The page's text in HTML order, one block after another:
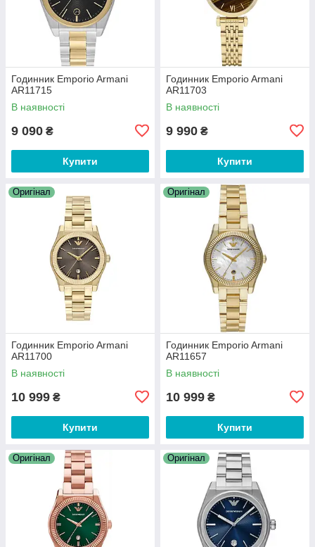
Годинник Emporio Armani
AR11715
В наявності
9 090 ₴
Купити
Годинник Emporio Armani
AR11703
В наявності
9 990 ₴
Купити
Оригінал
Годинник Emporio Armani
AR11700
В наявності
10 999 ₴
Купити
Оригінал
Годинник Emporio Armani
AR11657
В наявності
10 999 ₴
Купити
Оригінал Оригінал